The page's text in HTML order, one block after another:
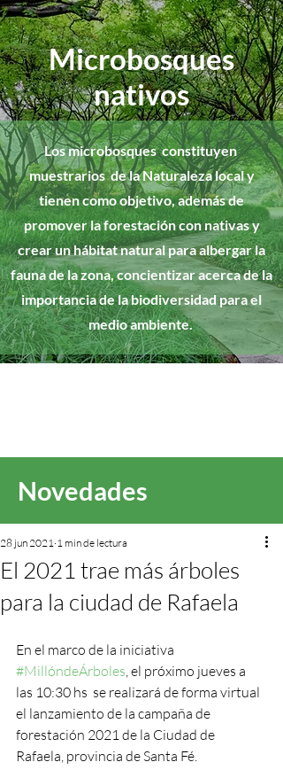
Microbosques
nativos
Los microbosques constituyen
muestrarios de la Naturaleza local y
tienen como objetivo, además de
promover la forestación con nativas y
crear un hábitat natural para albergar la
fauna de la zona, concientizar acerca de la
importancia de la biodiversidad para el
medio ambiente.
Novedades
El 2021 trae más árboles
para la ciudad de Rafaela
28 jun 2021 1 min de lectura
En el marco de la iniciativa
#MillóndeÁrboles, el próximo jueves a
las 10:30 hs  se realizará de forma virtual
el lanzamiento de la campaña de
forestación 2021 de la Ciudad de
Rafaela, provincia de Santa Fé.